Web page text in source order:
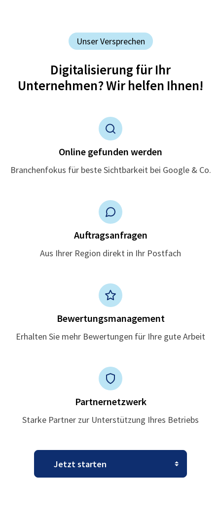
Unser Versprechen
Digitalisierung für Ihr
Unternehmen? Wir helfen Ihnen!
Online gefunden werden
Branchenfokus für beste Sichtbarkeit bei Google & Co.
Auftragsanfragen
Aus Ihrer Region direkt in Ihr Postfach
Bewertungsmanagement
Erhalten Sie mehr Bewertungen für Ihre gute Arbeit
Partnernetzwerk
Starke Partner zur Unterstützung Ihres Betriebs